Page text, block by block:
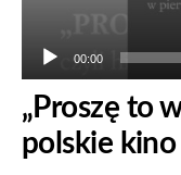
00:00
„Proszę to
polskie